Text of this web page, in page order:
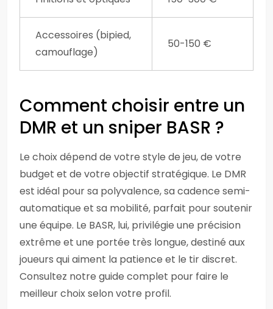
Accessoires (bipied,
camouflage)
50-150 €
Comment choisir entre un
DMR et un sniper BASR ?
Le choix dépend de votre style de jeu, de votre
budget et de votre objectif stratégique. Le DMR
est idéal pour sa polyvalence, sa cadence semi-
automatique et sa mobilité, parfait pour soutenir
une équipe. Le BASR, lui, privilégie une précision
extrême et une portée très longue, destiné aux
joueurs qui aiment la patience et le tir discret.
Consultez notre guide complet pour faire le
meilleur choix selon votre profil.